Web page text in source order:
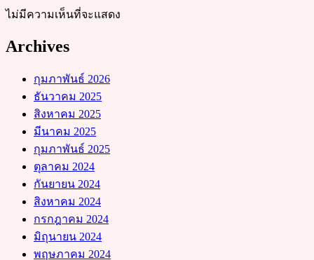
ไม่มีความเห็นที่จะแสดง
Archives
กุมภาพันธ์ 2026
ธันวาคม 2025
สิงหาคม 2025
มีนาคม 2025
กุมภาพันธ์ 2025
ตุลาคม 2024
กันยายน 2024
สิงหาคม 2024
กรกฎาคม 2024
มิถุนายน 2024
พฤษภาคม 2024